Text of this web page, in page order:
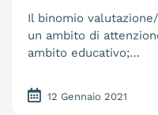
Il binomio
un ambito di
ambito educativo;…
12 Gennaio 2021